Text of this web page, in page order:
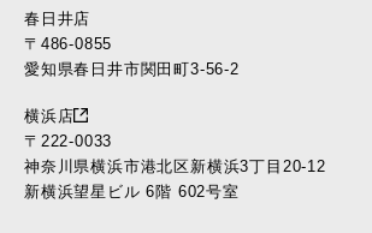
春日井店
〒486-0855
愛知県春日井市関田町3-56-2
横浜店
〒222-0033
神奈川県横浜市港北区新横浜3丁目20-12
新横浜望星ビル 6階 602号室